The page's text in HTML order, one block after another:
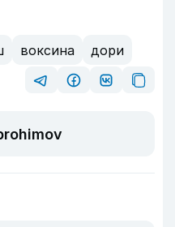
воксина
дори